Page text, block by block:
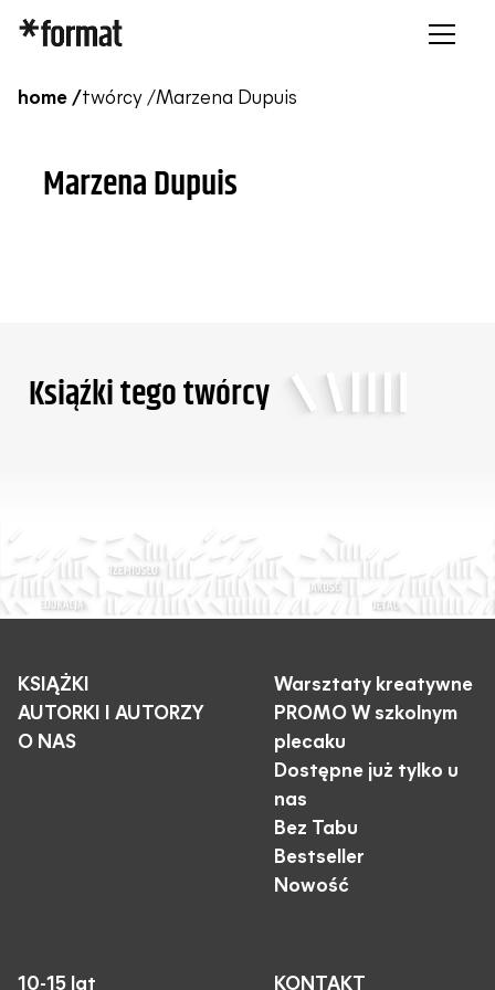
home /twórcy /Marzena Dupuis
Marzena Dupuis
Ksiąźki tego twórcy
KSIĄŻKI
AUTORKI I AUTORZY
O NAS
Warsztaty kreatywne
PROMO W szkolnym
plecaku
Dostępne już tylko u
nas
Bez Tabu
Bestseller
Nowość
10-15 lat KONTAKT